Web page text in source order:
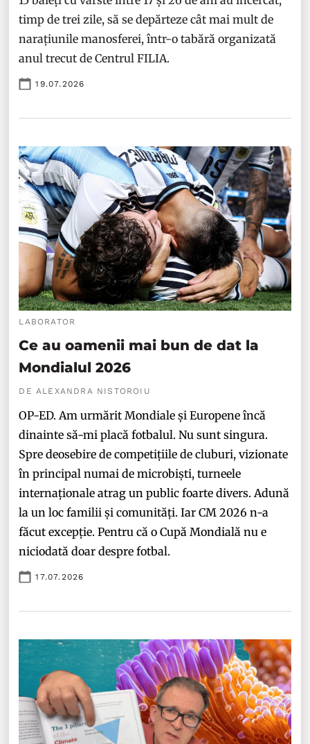
timp de trei zile, să se depărteze cât mai mult de
narațiunile manosferei, într-o tabără organizată
anul trecut de Centrul FILIA.
19.07.2026
LABORATOR
Ce au oamenii mai bun de dat la
Mondialul 2026
DE ALEXANDRA NISTOROIU
OP-ED. Am urmărit Mondiale și Europene încă
dinainte să-mi placă fotbalul. Nu sunt singura.
Spre deosebire de competițiile de cluburi, vizionate
în principal numai de microbiști, turneele
internaționale atrag un public foarte divers. Adună
la un loc familii și comunități. Iar CM 2026 n-a
făcut excepție. Pentru că o Cupă Mondială nu e
niciodată doar despre fotbal.
17.07.2026